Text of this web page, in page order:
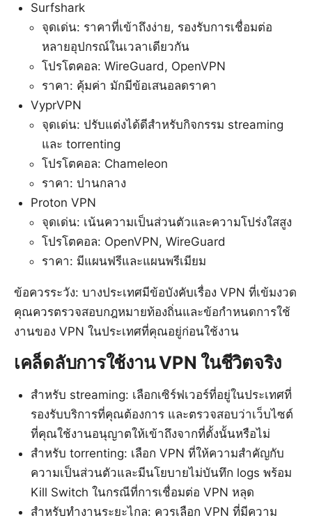
Surfshark
จุดเด่น: ราคาที่เข้าถึงง่าย, รองรับการเชื่อมต่อ
หลายอุปกรณ์ในเวลาเดียวกัน
โปรโตคอล: WireGuard, OpenVPN
ราคา: คุ้มค่า มักมีข้อเสนอลดราคา
VyprVPN
จุดเด่น: ปรับแต่งได้ดีสำหรับกิจกรรม streaming
และ torrenting
โปรโตคอล: Chameleon
ราคา: ปานกลาง
Proton VPN
จุดเด่น: เน้นความเป็นส่วนตัวและความโปร่งใสสูง
โปรโตคอล: OpenVPN, WireGuard
ราคา: มีแผนฟรีและแผนพรีเมียม
ข้อควรระวัง: บางประเทศมีข้อบังคับเรื่อง VPN ที่เข้มงวด
คุณควรตรวจสอบกฎหมายท้องถิ่นและข้อกำหนดการใช้
งานของ VPN ในประเทศที่คุณอยู่ก่อนใช้งาน
เคล็ดลับการใช้งาน VPN ในชีวิตจริง
สำหรับ streaming: เลือกเซิร์ฟเวอร์ที่อยู่ในประเทศที่
รองรับบริการที่คุณต้องการ และตรวจสอบว่าเว็บไซต์
ที่คุณใช้งานอนุญาตให้เข้าถึงจากที่ตั้งนั้นหรือไม่
สำหรับ torrenting: เลือก VPN ที่ให้ความสำคัญกับ
ความเป็นส่วนตัวและมีนโยบายไม่บันทึก logs พร้อม
Kill Switch ในกรณีที่การเชื่อมต่อ VPN หลุด
สำหรับทำงานระยะไกล: ควรเลือก VPN ที่มีความ